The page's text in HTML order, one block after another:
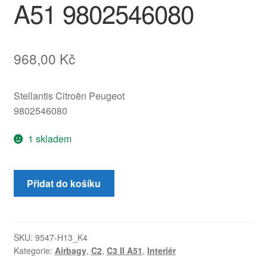
Vrakoviště Citroën
A51 9802546080
968,00 Kč
Stellantis Citroën Peugeot
9802546080
1 skladem
Airbag
Citroën
C3
Přidat do košíku
SKU: 9547-H13_K4
Kategorie: Airbagy, C2, C3 II A51, Interiér